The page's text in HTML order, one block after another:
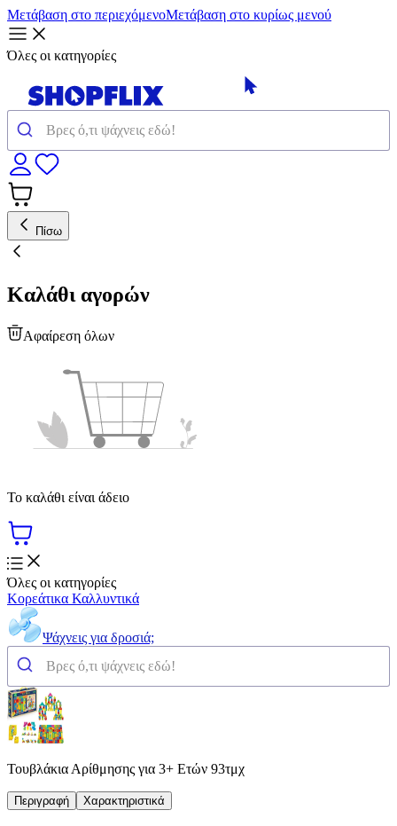
Μετάβαση στο περιεχόμενοΜετάβαση στο κυρίως μενού
Όλες οι κατηγορίες
Πίσω
Καλάθι αγορών
Αφαίρεση όλων
Το καλάθι είναι άδειο
Όλες οι κατηγορίες
Κορεάτικα Καλλυντικά
Ψάχνεις για δροσιά;
Τουβλάκια Αρίθμησης για 3+ Ετών 93τμχ
Περιγραφή Χαρακτηριστικά